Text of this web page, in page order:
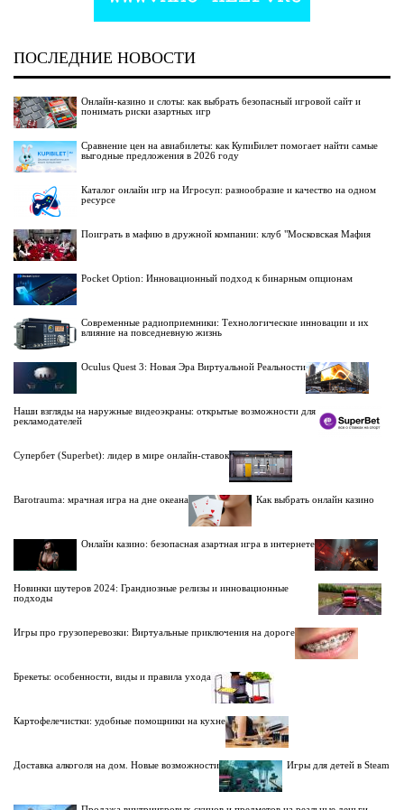
ПОСЛЕДНИЕ НОВОСТИ
Онлайн-казино и слоты: как выбрать безопасный игровой сайт и
понимать риски азартных игр
Сравнение цен на авиабилеты: как КупиБилет помогает найти самые
выгодные предложения в 2026 году
Каталог онлайн игр на Игросуп: разнообразие и качество на одном
ресурсе
Поиграть в мафию в дружной компании: клуб "Московская Мафия
Pocket Option: Инновационный подход к бинарным опционам
Современные радиоприемники: Технологические инновации и их
влияние на повседневную жизнь
Oculus Quest 3: Новая Эра Виртуальной Реальности
Наши взгляды на наружные видеоэкраны: открытые возможности для
рекламодателей
Супербет (Superbet): лидер в мире онлайн-ставок
Barotrauma: мрачная игра на дне океана Как выбрать онлайн казино
Онлайн казино: безопасная азартная игра в интернете
Новинки шутеров 2024: Грандиозные релизы и инновационные
подходы
Игры про грузоперевозки: Виртуальные приключения на дороге
Брекеты: особенности, виды и правила ухода
Картофелечистки: удобные помощники на кухне
Доставка алкоголя на дом. Новые возможности Игры для детей в Steam